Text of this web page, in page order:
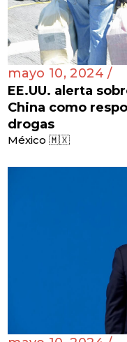
mayo 10, 2024 /
EE.UU. alerta
China como
drogas
México 🇲🇽